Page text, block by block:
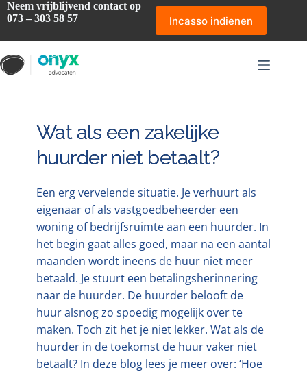
Ga
naar
inhoud
Neem vrijblijvend contact op
073 – 303 58 57
Incasso indienen
Wat als een zakelijke
huurder niet betaalt?
Een erg vervelende situatie. Je verhuurt als
eigenaar of als vastgoedbeheerder een
woning of bedrijfsruimte aan een huurder. In
het begin gaat alles goed, maar na een aantal
maanden wordt ineens de huur niet meer
betaald. Je stuurt een betalingsherinnering
naar de huurder. De huurder belooft de
huur alsnog zo spoedig mogelijk over te
maken. Toch zit het je niet lekker. Wat als de
huurder in de toekomst de huur vaker niet
betaalt? In deze blog lees je meer over: ‘Hoe